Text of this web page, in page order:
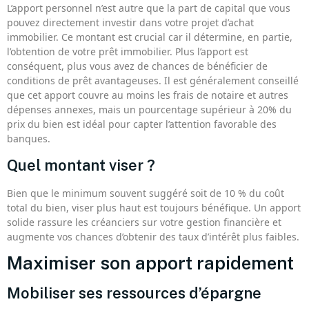
L’apport personnel n’est autre que la part de capital que vous
pouvez directement investir dans votre projet d’achat
immobilier. Ce montant est crucial car il détermine, en partie,
l’obtention de votre prêt immobilier. Plus l’apport est
conséquent, plus vous avez de chances de bénéficier de
conditions de prêt avantageuses. Il est généralement conseillé
que cet apport couvre au moins les frais de notaire et autres
dépenses annexes, mais un pourcentage supérieur à 20% du
prix du bien est idéal pour capter l’attention favorable des
banques.
Quel montant viser ?
Bien que le minimum souvent suggéré soit de 10 % du coût
total du bien, viser plus haut est toujours bénéfique. Un apport
solide rassure les créanciers sur votre gestion financière et
augmente vos chances d’obtenir des taux d’intérêt plus faibles.
Maximiser son apport rapidement
Mobiliser ses ressources d’épargne